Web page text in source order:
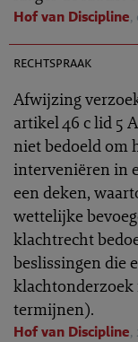
Hof van Discipline,
rechtspraak
Afwijzing
artikel 46 c lid 5
niet bedoeld om
interveniëren in
een deken,
wettelijke
klachtrecht
beslissingen die
klachtonderzoek
termijnen).
Hof van Discipline,